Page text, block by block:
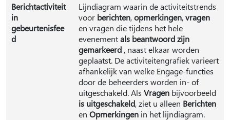
Berichtactiviteit
in
gebeurtenisfee
d
Lijndiagram waarin de activiteitstrends
voor berichten,opmerkingen,vragen
en vragen die tijdens het hele
evenementals beantwoord zijn
gemarkeerd , naast elkaar worden
geplaatst. De activiteitengrafiek varieert
afhankelijk van welke Engage-functies
door de beheerders worden in- of
uitgeschakeld. Als Vragen bijvoorbeeld
is uitgeschakeld, ziet u alleen Berichten
en Opmerkingen in het lijndiagram.